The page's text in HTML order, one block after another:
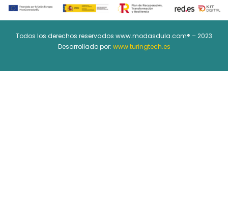
Todos los derechos reservados www.modasdula.com® – 2023
Desarrollado por: www.turingtech.es